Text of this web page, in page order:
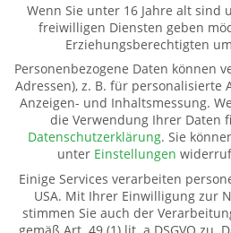
Weitere Informationen
Kontakt
Impressum
Datenschutz
Pate werden
Spenden
Mitglied werden
Wenn Sie unter 16 Jahre alt sind
freiwilligen Diensten geben
Erziehungsberechtigten
Personenbezogene Daten können
Adressen), z. B. für personalisierte
Anzeigen- und Inhaltsmessung.
die Verwendung Ihrer Daten
Datenschutzerklärung. Sie
unter Einstellungen
Einige Services verarbeiten
USA. Mit Ihrer Einwilligung zur
stimmen Sie auch der